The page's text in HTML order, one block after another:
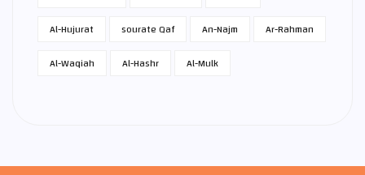
Al-Hujurat
sourate Qaf An-Najm
Ar-Rahman
Al-Waqiah
Al-Hashr Al-Mulk